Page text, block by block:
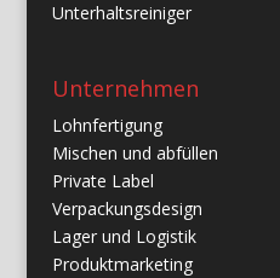
Unterhaltsreiniger
Unternehmen
Lohnfertigung
Mischen und abfüllen
Private Label
Verpackungsdesign
Lager und Logistik
Produktmarketing